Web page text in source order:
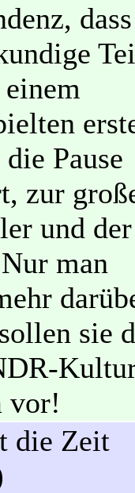
dass
Pause
zur
und der
man
sie
vor!
die Zeit